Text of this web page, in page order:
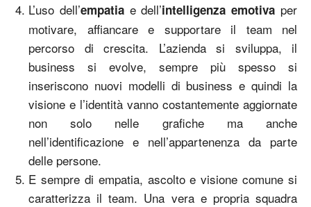
L’uso dell’empatiae dell’intelligenza emotiva per
motivare, affiancare e supportare il team nel
percorso di crescita. L’azienda si sviluppa, il
business si evolve, sempre più spesso si
inseriscono nuovi modelli di business e quindi la
visione e l’identità vanno costantemente aggiornate
non solo nelle grafiche ma anche
nell’identificazione e nell’appartenenza da parte
delle persone.
E sempre di empatia, ascolto e visione comune si
caratterizza il team. Una vera e propria squadra